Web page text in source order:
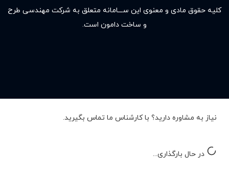
کلیه حقوق مادى و معنوى این ســـامانه متعلق به شرکت مهندسی طرح
و ساخت دامون است.
نیاز به مشاوره دارید؟ با کارشناس ما تماس بگیرید.
در حال بارگذاری...